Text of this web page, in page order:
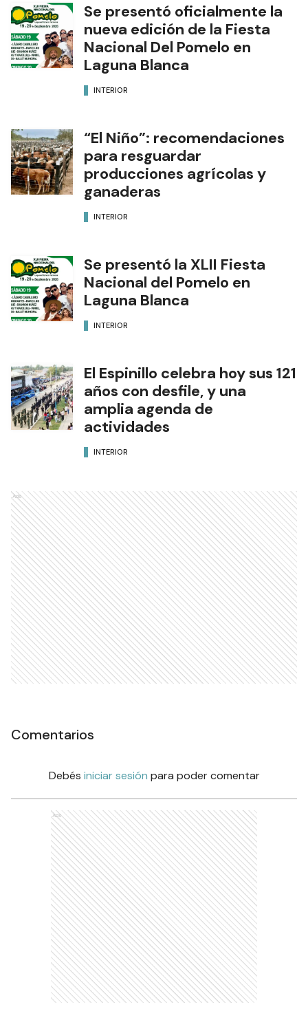
Se presentó oficialmente la
nueva edición de la Fiesta
Nacional Del Pomelo en
Laguna Blanca
INTERIOR
“El Niño”: recomendaciones
para resguardar
producciones agrícolas y
ganaderas
INTERIOR
Se presentó la XLII Fiesta
Nacional del Pomelo en
Laguna Blanca
INTERIOR
El Espinillo celebra hoy sus 121
años con desfile, y una
amplia agenda de
actividades
INTERIOR
Ads
Comentarios
Debés iniciar sesión para poder comentar
Ads